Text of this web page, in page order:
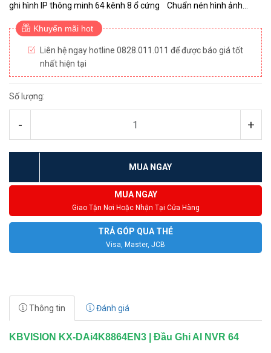
ghi hình IP thông minh 64 kênh 8 ổ cứng Chuẩn nén hình ảnh
Smart H.265+/H.265 với hai luồng dữ liệu với phân ...
Khuyến mãi hot
Liên hệ ngay hotline 0828.011.011 để được báo giá tốt
nhất hiện tại
Số lượng:
- +
MUA NGAY
MUA NGAY
Giao Tận Nơi Hoặc Nhận Tại Cửa Hàng
TRẢ GÓP QUA THẺ
Visa, Master, JCB
Thông tin Đánh giá
KBVISION KX-DAi4K8864EN3 | Đầu Ghi AI NVR 64